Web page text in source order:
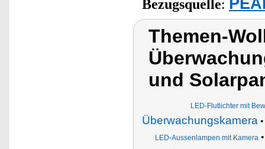
Bezugsquelle:
Themen-
und
LED-Flutlichter mit
Überwachungskamera
LED-Aussenlampen mit Kamera